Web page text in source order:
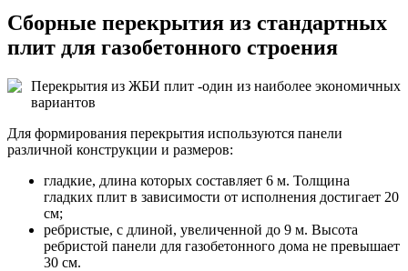
Сборные перекрытия из стандартных
плит для газобетонного строения
Перекрытия из ЖБИ плит -один из наиболее экономичных
вариантов
Для формирования перекрытия используются панели
различной конструкции и размеров:
гладкие, длина которых составляет 6 м. Толщина
гладких плит в зависимости от исполнения достигает 20
см;
ребристые, с длиной, увеличенной до 9 м. Высота
ребристой панели для газобетонного дома не превышает
30 см.